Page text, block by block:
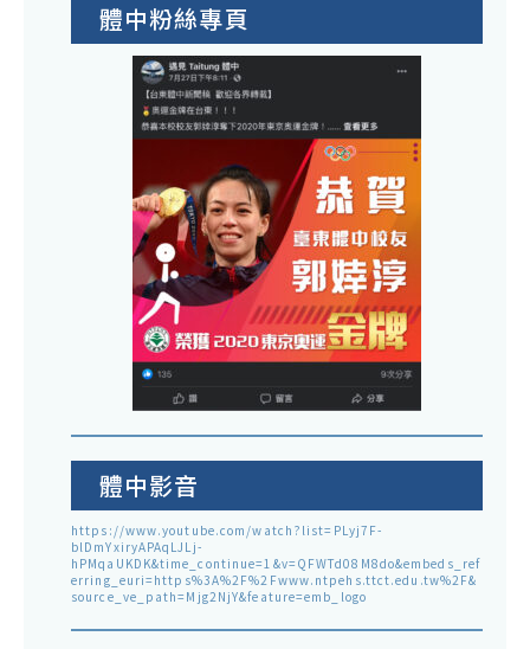
體中粉絲專頁
體中影音
https://www.youtube.com/watch?list=PLyj7F-
blDmYxiryAPAqLJLj-
hPMqaUKDK&time_continue=1&v=QFWTd08M8do&embeds_ref
erring_euri=https%3A%2F%2Fwww.ntpehs.ttct.edu.tw%2F&
source_ve_path=Mjg2NjY&feature=emb_logo